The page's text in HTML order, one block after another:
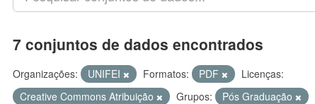
7 conjuntos de dados encontrados
Organizações: UNIFEI Formatos: PDF
Licenças:
Creative Commons Atribuição
Grupos: Pós Graduação